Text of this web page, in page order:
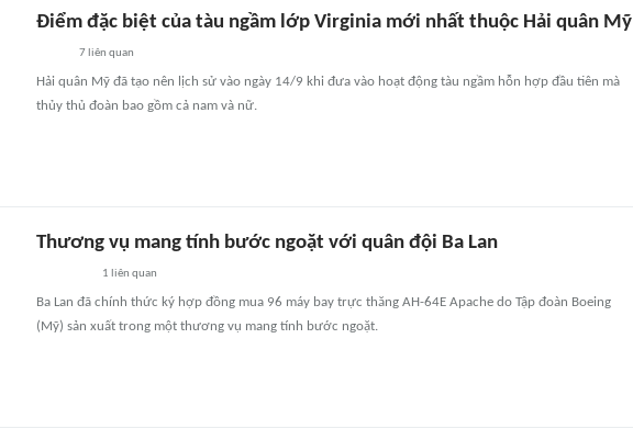
Điểm đặc biệt của tàu ngầm lớp Virginia mới nhất thuộc Hải quân Mỹ
7 liên quan
Hải quân Mỹ đã tạo nên lịch sử vào ngày 14/9 khi đưa vào hoạt động tàu ngầm hỗn hợp đầu tiên mà
thủy thủ đoàn bao gồm cả nam và nữ.
Thương vụ mang tính bước ngoặt với quân đội Ba Lan
1 liên quan
Ba Lan đã chính thức ký hợp đồng mua 96 máy bay trực thăng AH-64E Apache do Tập đoàn Boeing
(Mỹ) sản xuất trong một thương vụ mang tính bước ngoặt.